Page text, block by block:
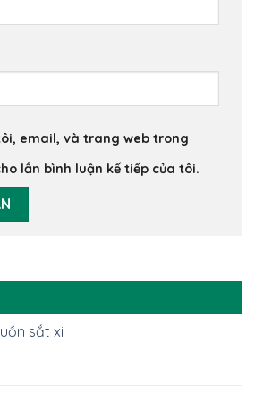
email, và trang web trong
lần bình luận kế tiếp của tôi.
sắt xi